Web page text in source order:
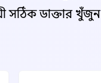
সঠিক ডাক্তার খুঁজুন